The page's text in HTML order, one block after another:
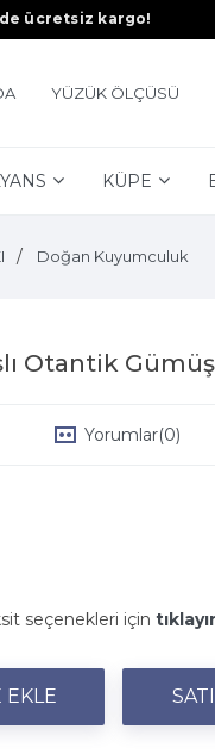
ücretsiz kargo!
YÜZÜK ÖLÇÜSÜ
KÜPE
Doğan Kuyumculuk
Otantik
Yorumlar(0)
seçenekleri için